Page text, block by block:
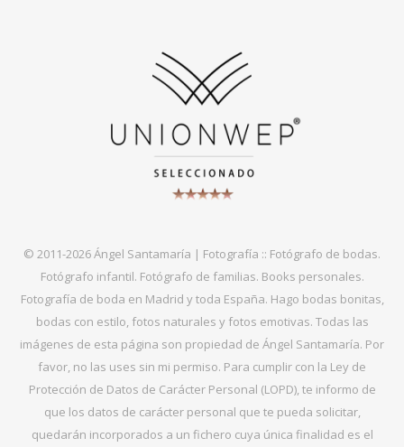
© 2011-2026 Ángel Santamaría | Fotografía :: Fotógrafo de bodas.
Fotógrafo infantil. Fotógrafo de familias. Books personales.
Fotografía de boda en Madrid y toda España. Hago bodas bonitas,
bodas con estilo, fotos naturales y fotos emotivas. Todas las
imágenes de esta página son propiedad de Ángel Santamaría. Por
favor, no las uses sin mi permiso. Para cumplir con la Ley de
Protección de Datos de Carácter Personal (LOPD), te informo de
que los datos de carácter personal que te pueda solicitar,
quedarán incorporados a un fichero cuya única finalidad es el